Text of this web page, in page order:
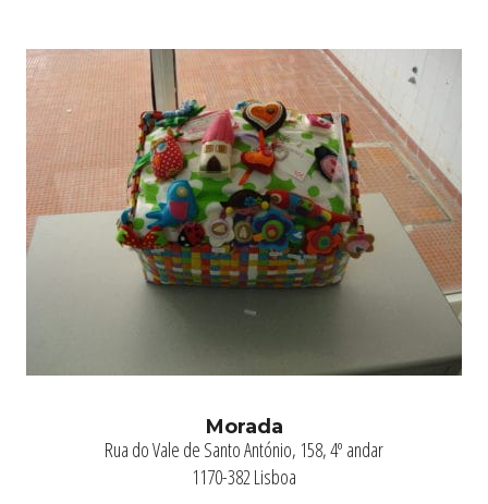
Morada
Rua do Vale de Santo António, 158, 4º andar
1170-382 Lisboa